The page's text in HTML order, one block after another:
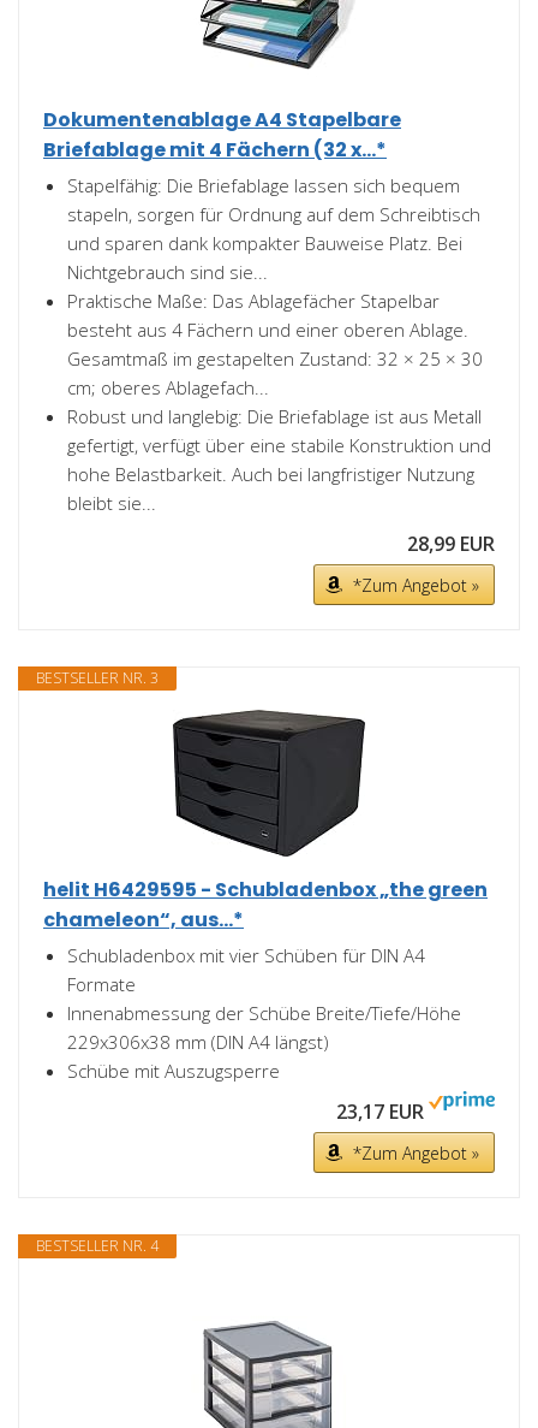
Dokumentenablage A4 Stapelbare
Briefablage mit 4 Fächern (32 x...*
Stapelfähig: Die Briefablage lassen sich bequem
stapeln, sorgen für Ordnung auf dem Schreibtisch
und sparen dank kompakter Bauweise Platz. Bei
Nichtgebrauch sind sie...
Praktische Maße: Das Ablagefächer Stapelbar
besteht aus 4 Fächern und einer oberen Ablage.
Gesamtmaß im gestapelten Zustand: 32 × 25 × 30
cm; oberes Ablagefach...
Robust und langlebig: Die Briefablage ist aus Metall
gefertigt, verfügt über eine stabile Konstruktion und
hohe Belastbarkeit. Auch bei langfristiger Nutzung
bleibt sie...
28,99 EUR
*Zum Angebot »
BESTSELLER NR. 3
helit H6429595 - Schubladenbox „the green
chameleon“, aus...*
Schubladenbox mit vier Schüben für DIN A4
Formate
Innenabmessung der Schübe Breite/Tiefe/Höhe
229x306x38 mm (DIN A4 längst)
Schübe mit Auszugsperre
23,17 EUR
*Zum Angebot »
BESTSELLER NR. 4